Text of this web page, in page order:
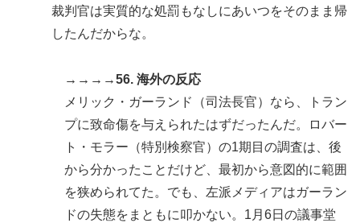
裁判官は実質的な処罰もなしにあいつをそのまま帰
したんだからな。
→→→→56. 海外の反応
メリック・ガーランド（司法長官）なら、トラン
プに致命傷を与えられたはずだったんだ。ロバー
ト・モラー（特別検察官）の1期目の調査は、後
から分かったことだけど、最初から意図的に範囲
を狭められてた。でも、左派メディアはガーラン
ドの失態をまともに叩かない。1月6日の議事堂